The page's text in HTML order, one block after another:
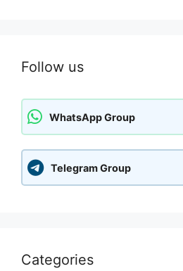
Follow us
WhatsApp Group
Telegram Group
Categories